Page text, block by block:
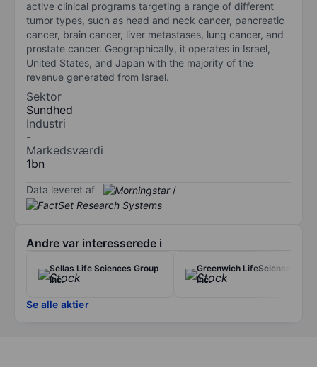
active clinical programs targeting a range of different
tumor types, such as head and neck cancer, pancreatic
cancer, brain cancer, liver metastases, lung cancer, and
prostate cancer. Geographically, it operates in Israel,
United States, and Japan with the majority of the
revenue generated from Israel.
Sektor
Sundhed
Industri
-
Markedsværdi
1bn
Data leveret af /
Andre var interesserede i
Sellas Life Sciences Group
Inc.
Greenwich LifeSciences
Inc.
Se alle aktier